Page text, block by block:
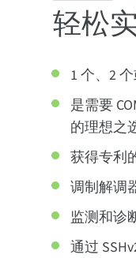
轻松
1 个、2
是需要
的理想之
获得专利
调制解调
监测和诊
通过